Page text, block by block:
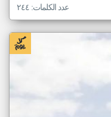
عدد الكلمات: ٢٤٤